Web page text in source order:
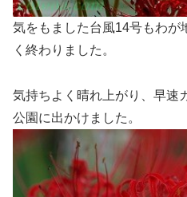
気をもました台風14号もわが
く終わりました。
気持ちよく晴れ上がり、早速
公園に出かけました。